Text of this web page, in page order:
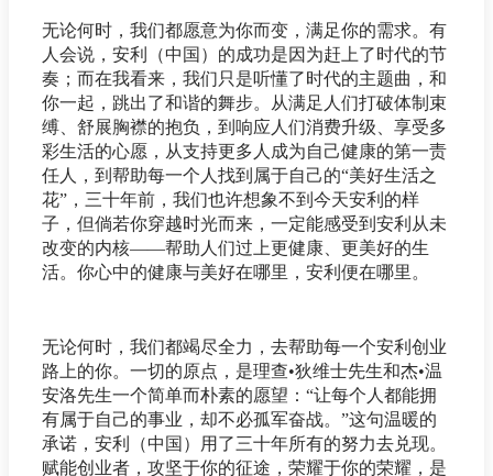
无论何时，我们都愿意为你而变，满足你的需求。有
人会说，安利（中国）的成功是因为赶上了时代的节
奏；而在我看来，我们只是听懂了时代的主题曲，和
你一起，跳出了和谐的舞步。从满足人们打破体制束
缚、舒展胸襟的抱负，到响应人们消费升级、享受多
彩生活的心愿，从支持更多人成为自己健康的第一责
任人，到帮助每一个人找到属于自己的“美好生活之
花”，三十年前，我们也许想象不到今天安利的样
子，但倘若你穿越时光而来，一定能感受到安利从未
改变的内核——帮助人们过上更健康、更美好的生
活。你心中的健康与美好在哪里，安利便在哪里。
无论何时，我们都竭尽全力，去帮助每一个安利创业
路上的你。一切的原点，是理查•狄维士先生和杰•温
安洛先生一个简单而朴素的愿望：“让每个人都能拥
有属于自己的事业，却不必孤军奋战。”这句温暖的
承诺，安利（中国）用了三十年所有的努力去兑现。
赋能创业者，攻坚于你的征途，荣耀于你的荣耀，是